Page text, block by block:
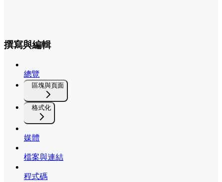
撰寫與編輯
總覽
區塊與頁面
格式化
媒體
檔案與連結
程式碼